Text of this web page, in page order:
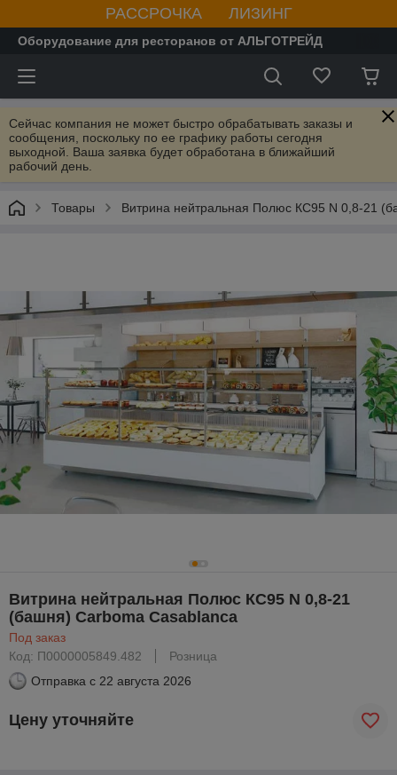
РАССРОЧКА ЛИЗИНГ
Оборудование для ресторанов от АЛЬГОТРЕЙД
Сейчас компания не может быстро обрабатывать заказы и
сообщения, поскольку по ее графику работы сегодня
выходной. Ваша заявка будет обработана в ближайший
рабочий день.
Товары Витрина нейтральная Полюс КС95 N 0,8-21
Витрина нейтральная Полюс КС95 N 0,8-21
(башня) Carboma Casablanca
Под заказ
Код: П0000005849.482
Розница
Отправка с 22 августа 2026
Цену уточняйте